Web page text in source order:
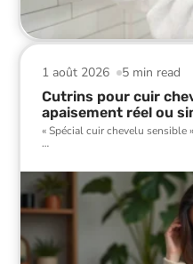
5 min read
1 août 2026
Cutrins pour cuir
apaisement réel ou
« Spécial cuir chevelu sensible
…